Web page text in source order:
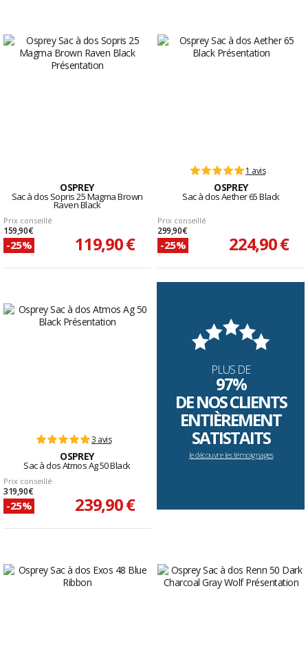
OSPREY
Sac à dos Sopris 25 Magma Brown
Raven Black
Prix conseillé
159,90 €
-25% 119,90 €
1 avis
OSPREY
Sac à dos Aether 65 Black
Prix conseillé
299,90 €
-25% 224,90 €
3 avis
OSPREY
Sac à dos Atmos Ag 50 Black
Prix conseillé
319,90 €
-25% 239,90 €
PLUS DE
97%
DE NOS CLIENTS
ENTIÈREMENT
SATISTAITS
Je découvre les témoignages